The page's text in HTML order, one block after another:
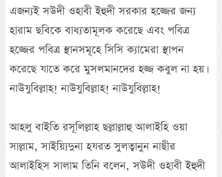
এজন্যই সউদী ওহাবী ইহুদী সরকার হজ্জের জন্য
হারাম ছবিকে বাধ্যতামূলক করেছে এবং পবিত্র
হজ্জের পবিত্র স্থানসমূহে সিসি ক্যামেরা স্থাপন
করেছে যাতে করে মুসলমানদের হজ্জ কবুল না হয়।
নাউযুবিল্লাহ! নাউযুবিল্লাহ! নাউযুবিল্লাহ!
আহলু বাইতি রসূলিল্লাহ ছল্লাল্লাহু আলাইহি ওয়া
সাল্লাম, সাইয়্যিদুনা হযরত সুলত্বানুন নাছীর
আলাইহিস সালাম তিনি বলেন, সউদী ওহাবী ইহুদী